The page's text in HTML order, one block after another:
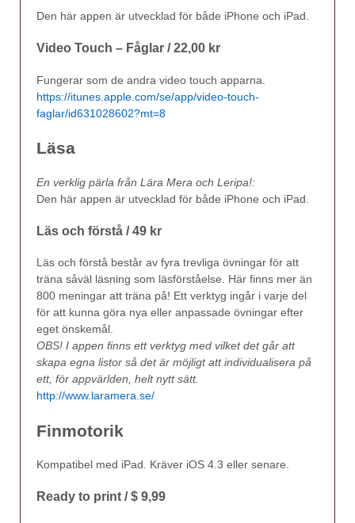
Den här appen är utvecklad för både iPhone och iPad.
Video Touch – Fåglar / 22,00 kr
Fungerar som de andra video touch apparna.
https://itunes.apple.com/se/app/video-touch-
faglar/id631028602?mt=8
Läsa
En verklig pärla från Lära Mera och Leripa!:
Den här appen är utvecklad för både iPhone och iPad.
Läs och förstå / 49 kr
Läs och förstå består av fyra trevliga övningar för att
träna såväl läsning som läsförståelse. Här finns mer än
800 meningar att träna på! Ett verktyg ingår i varje del
för att kunna göra nya eller anpassade övningar efter
eget önskemål.
OBS! I appen finns ett verktyg med vilket det går att
skapa egna listor så det är möjligt att individualisera på
ett, för appvärlden, helt nytt sätt.
http://www.laramera.se/
Finmotorik
Kompatibel med iPad. Kräver iOS 4.3 eller senare.
Ready to print / $ 9,99